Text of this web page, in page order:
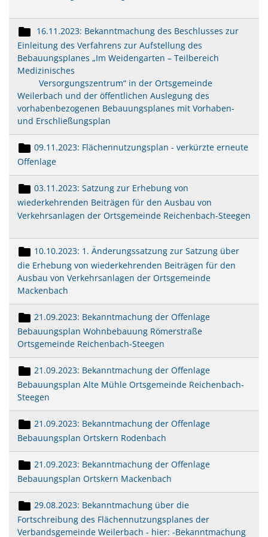
16.11.2023: Bekanntmachung des Beschlusses zur
Einleitung des Verfahrens zur Aufstellung des
Bebauungsplanes „Im Weidengarten – Teilbereich
Medizinisches
Versorgungszentrum“ in der Ortsgemeinde
Weilerbach und der öffentlichen Auslegung des
vorhabenbezogenen Bebauungsplanes mit Vorhaben-
und Erschließungsplan
09.11.2023: Flächennutzungsplan - verkürzte erneute
Offenlage
03.11.2023: Satzung zur Erhebung von
wiederkehrenden Beiträgen für den Ausbau von
Verkehrsanlagen der Ortsgemeinde Reichenbach-Steegen
10.10.2023: 1. Änderungssatzung zur Satzung über
die Erhebung von wiederkehrenden Beiträgen für den
Ausbau von Verkehrsanlagen der Ortsgemeinde
Mackenbach
21.09.2023: Bekanntmachung der Offenlage
Bebauungsplan Wohnbebauung Römerstraße
Ortsgemeinde Reichenbach-Steegen
21.09.2023: Bekanntmachung der Offenlage
Bebauungsplan Alte Mühle Ortsgemeinde Reichenbach-
Steegen
21.09.2023: Bekanntmachung der Offenlage
Bebauungsplan Ortskern Rodenbach
21.09.2023: Bekanntmachung der Offenlage
Bebauungsplan Ortskern Mackenbach
29.08.2023: Bekanntmachung über die
Fortschreibung des Flächennutzungsplanes der
Verbandsgemeinde Weilerbach - hier: -Bekanntmachung